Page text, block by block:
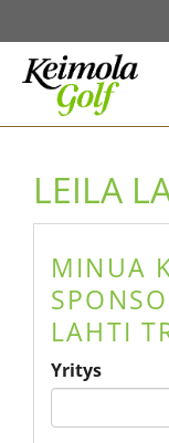
LEILA
MINUA
LAHTI
Yritys